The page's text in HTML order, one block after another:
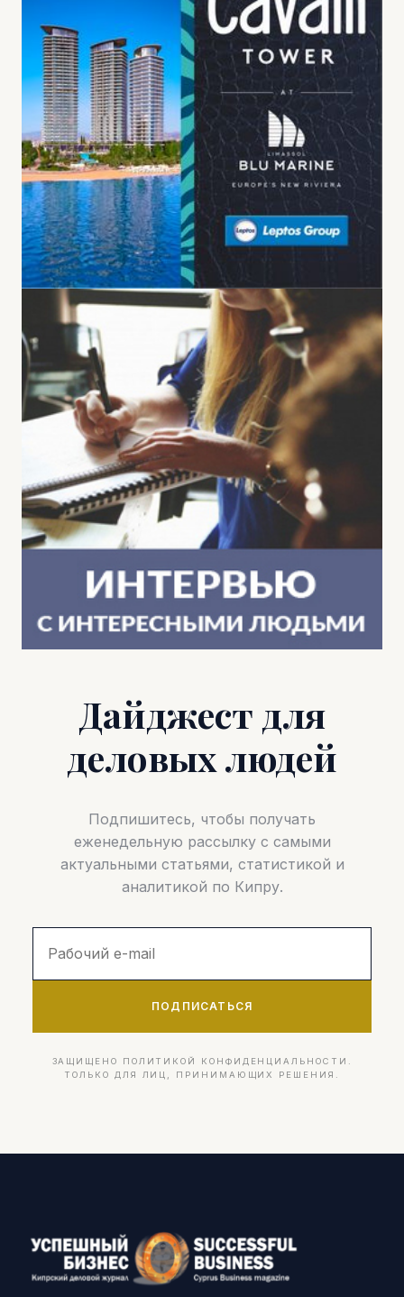
Дайджест для
деловых людей
Подпишитесь, чтобы получать
еженедельную рассылку с самыми
актуальными статьями, статистикой и
аналитикой по Кипру.
ПОДПИСАТЬСЯ
ЗАЩИЩЕНО ПОЛИТИКОЙ КОНФИДЕНЦИАЛЬНОСТИ.
ТОЛЬКО ДЛЯ ЛИЦ, ПРИНИМАЮЩИХ РЕШЕНИЯ.